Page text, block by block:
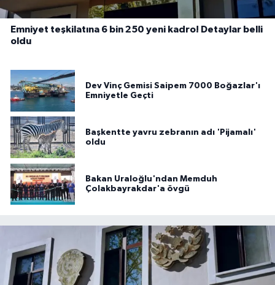
Emniyet teşkilatına 6 bin 250 yeni kadro! Detaylar belli
oldu
Dev Vinç Gemisi Saipem 7000 Boğazlar'ı
Emniyetle Geçti
Başkentte yavru zebranın adı 'Pijamalı'
oldu
Bakan Uraloğlu'ndan Memduh
Çolakbayrakdar'a övgü